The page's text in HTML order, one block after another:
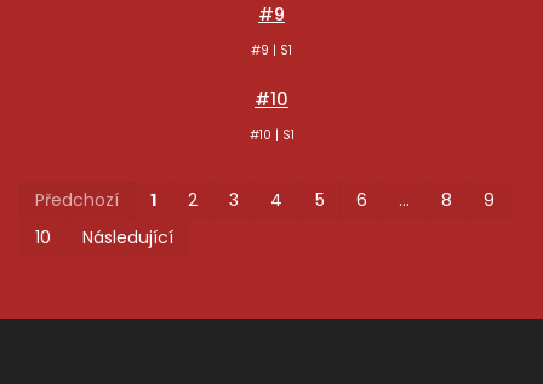
#9
#9 | S1
#10
#10 | S1
Předchozí 1 2 3 4 5 6 … 8
9
10
Následující